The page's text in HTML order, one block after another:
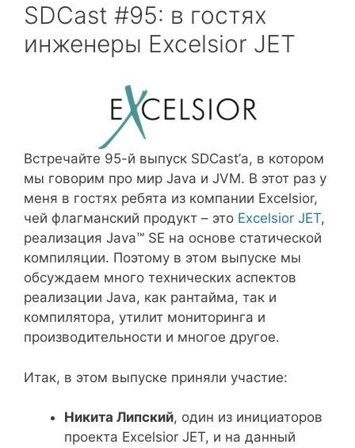
SDCast #95: в гостях
инженеры Excelsior JET
Встречайте 95-й выпуск SDCast’а, в котором
мы говорим про мир Java и JVM. В этот раз у
меня в гостях ребята из компании Excelsior,
чей флагманский продукт – это Excelsior JET,
реализация Java™ SE на основе статической
компиляции. Поэтому в этом выпуске мы
обсуждаем много технических аспектов
реализации Java, как рантайма, так и
компилятора, утилит мониторинга и
производительности и многое другое.
Итак, в этом выпуске приняли участие:
Никита Липский, один из инициаторов
проекта Excelsior JET, и на данный